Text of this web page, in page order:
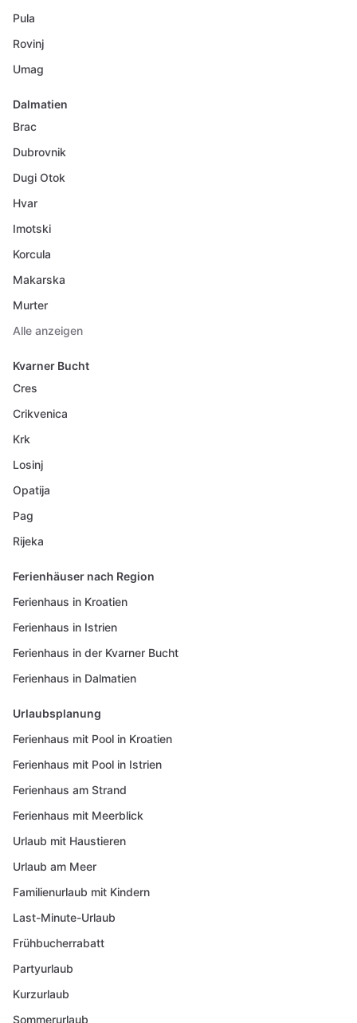
Pula
Rovinj
Umag
Dalmatien
Brac
Dubrovnik
Dugi Otok
Hvar
Imotski
Korcula
Makarska
Murter
Alle anzeigen
Kvarner Bucht
Cres
Crikvenica
Krk
Losinj
Opatija
Pag
Rijeka
Ferienhäuser nach Region
Ferienhaus in Kroatien
Ferienhaus in Istrien
Ferienhaus in der Kvarner Bucht
Ferienhaus in Dalmatien
Urlaubsplanung
Ferienhaus mit Pool in Kroatien
Ferienhaus mit Pool in Istrien
Ferienhaus am Strand
Ferienhaus mit Meerblick
Urlaub mit Haustieren
Urlaub am Meer
Familienurlaub mit Kindern
Last-Minute-Urlaub
Frühbucherrabatt
Partyurlaub
Kurzurlaub
Sommerurlaub